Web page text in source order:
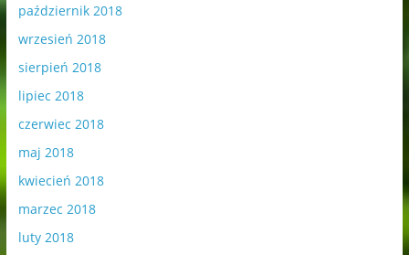
październik 2018
wrzesień 2018
sierpień 2018
lipiec 2018
czerwiec 2018
maj 2018
kwiecień 2018
marzec 2018
luty 2018